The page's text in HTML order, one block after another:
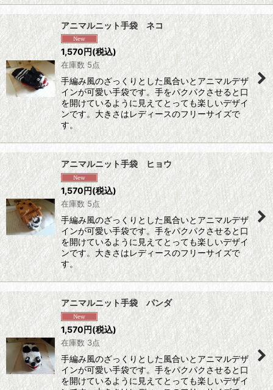
アニマルニット手袋 ネコ
1,570円(税込)
在庫数 5点
手編み風のざっくりとした風合いとアニマルデザ
インが可愛い手袋です。手をパクパクさせると口
を開けているように見えてとっても楽しいデザイ
ンです。大きさはレディースのフリーサイズで
す。
アニマルニット手袋 ヒョウ
1,570円(税込)
在庫数 5点
手編み風のざっくりとした風合いとアニマルデザ
インが可愛い手袋です。手をパクパクさせると口
を開けているように見えてとっても楽しいデザイ
ンです。大きさはレディースのフリーサイズで
す。
アニマルニット手袋 パンダ
1,570円(税込)
在庫数 3点
手編み風のざっくりとした風合いとアニマルデザ
インが可愛い手袋です。手をパクパクさせると口
を開けているように見えてとっても楽しいデザイ